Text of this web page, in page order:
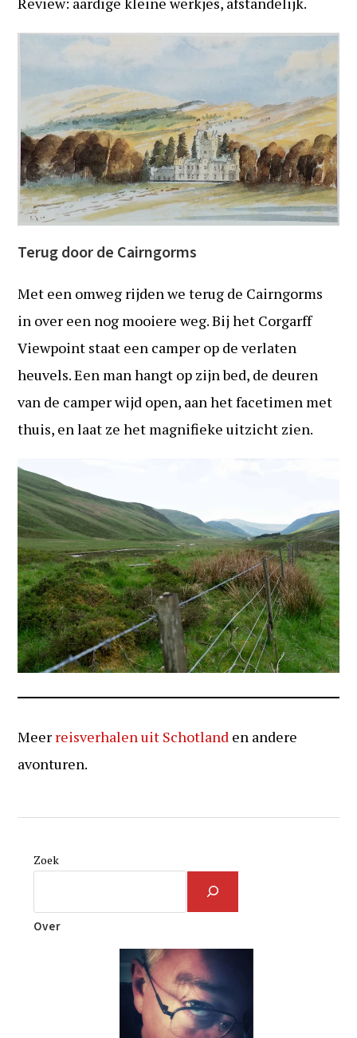
Terug door de Cairngorms
Met een omweg rijden we terug de Cairngorms
in over een nog mooiere weg. Bij het Corgarff
Viewpoint staat een camper op de verlaten
heuvels. Een man hangt op zijn bed, de deuren
van de camper wijd open, aan het facetimen met
thuis, en laat ze het magnifieke uitzicht zien.
Meer reisverhalen uit Schotland en andere
avonturen.
Zoek
Over